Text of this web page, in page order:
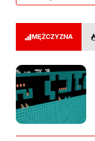
MĘŻCZYZNA